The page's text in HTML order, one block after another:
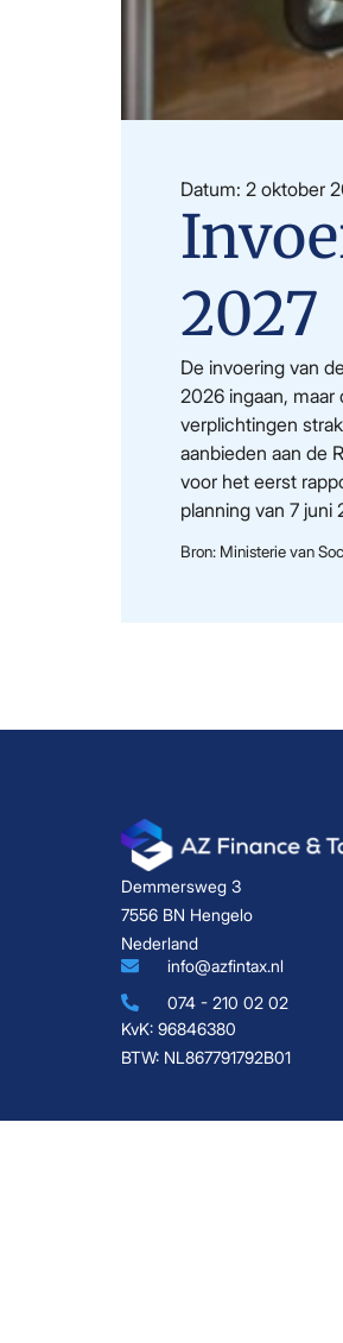
Datum: 2 oktober
2027
De invoering van
2026 ingaan,
verplichtingen
aanbieden aan de
voor het eerst
planning van 7 juni
Bron: Ministerie van
Demmersweg 3
7556 BN Hengelo
Nederland
info@azfintax.nl
074 - 210 02 02
KvK: 96846380
BTW: NL867791792B01